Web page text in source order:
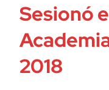
Sesionó
2018